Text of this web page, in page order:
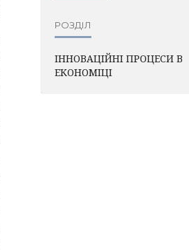
РОЗДІЛ
ІННОВАЦІЙНІ ПРОЦЕСИ В
ЕКОНОМІЦІ